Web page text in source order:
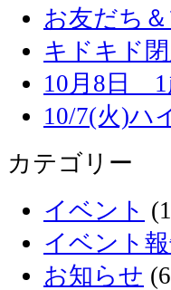
お友だち
キドキド
10月8日 1
10/7(火)ハ
カテゴリー
イベント
イベント
お知らせ